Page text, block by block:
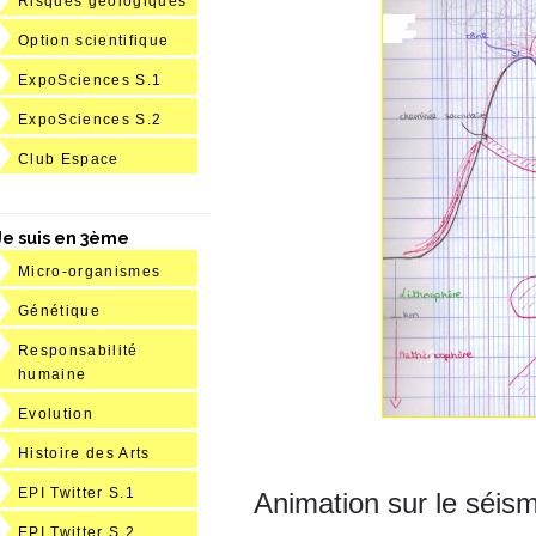
Animation sur le
Option scientifique
ExpoSciences S.1
ExpoSciences S.2
Club Espace
suis en 3ème
Micro-organismes
Génétique
Responsabilité
humaine
Evolution
Histoire des Arts
EPI Twitter S.1
EPI Twitter S.2